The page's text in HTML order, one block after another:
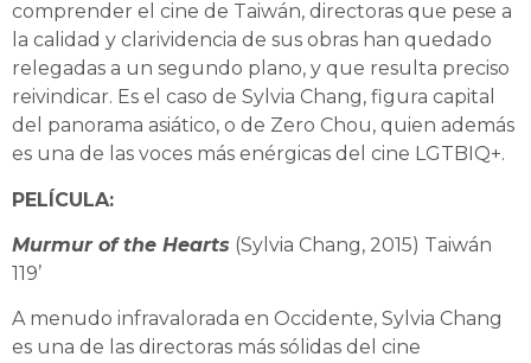
comprender el cine de Taiwán, directoras que pese a
la calidad y clarividencia de sus obras han quedado
relegadas a un segundo plano, y que resulta preciso
reivindicar. Es el caso de Sylvia Chang, figura capital
del panorama asiático, o de Zero Chou, quien además
es una de las voces más enérgicas del cine LGTBIQ+.
PELÍCULA:
Murmur of the Hearts (Sylvia Chang, 2015) Taiwán
119’
A menudo infravalorada en Occidente, Sylvia Chang
es una de las directoras más sólidas del cine